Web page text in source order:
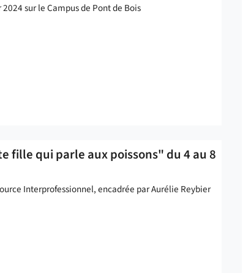
sur le Campus de Pont de Bois
fille qui parle aux poissons" du 4 au 8
Interprofessionnel, encadrée par Aurélie Reybier